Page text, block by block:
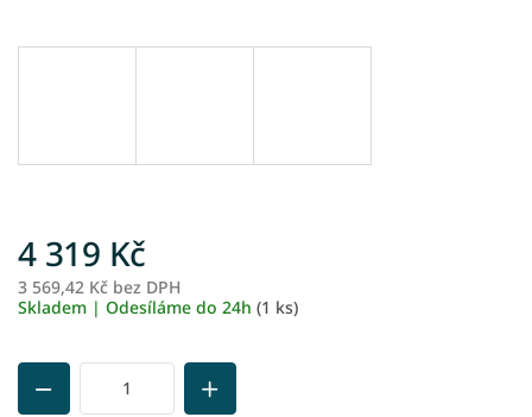
4 319 Kč
3 569,42 Kč bez DPH
Skladem | Odesíláme do 24h (1 ks)